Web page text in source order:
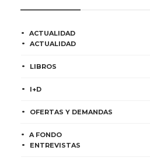
ACTUALIDAD
ACTUALIDAD
LIBROS
I+D
OFERTAS Y DEMANDAS
A FONDO
ENTREVISTAS